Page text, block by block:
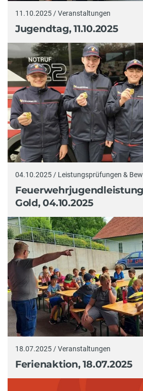
11.10.2025 / Veranstaltungen
Jugendtag, 11.10.2025
04.10.2025 / Leistungsprüfungen &
Gold, 04.10.2025
18.07.2025 / Veranstaltungen
Ferienaktion, 18.07.2025